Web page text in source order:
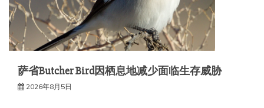
萨省Butcher Bird因栖息地减少面临生存威胁
2026年8月5日